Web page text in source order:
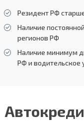
Резидент РФ
Наличие
регионов РФ
Наличие минимум
РФ и водительское